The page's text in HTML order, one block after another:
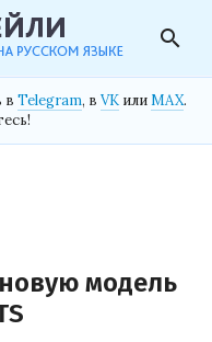
search
в Telegram, в VK илиMAX.
новую модель